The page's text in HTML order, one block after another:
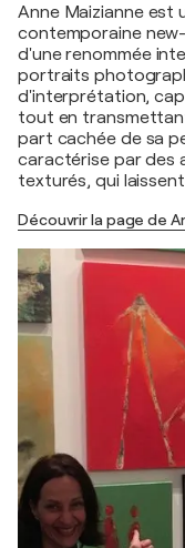
Anne Maizianne
contemporaine
d'une renommée
portraits
d'interprétation,
tout en
part cachée de sa
caractérise par des
texturés, qui
Découvrir la page de